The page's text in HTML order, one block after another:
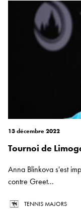
13 décembre 2022
Tournoi de
Anna Blinkova s'est
contre Greet...
TENNIS MAJORS